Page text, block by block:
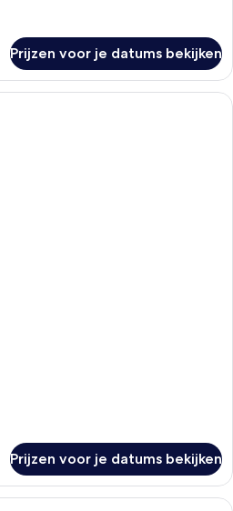
Prijzen voor je datums bekijken
Prijzen voor je datums bekijken